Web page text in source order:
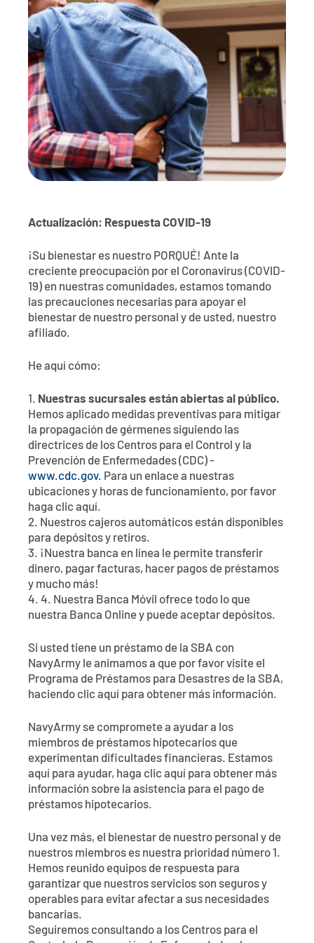
Calculadoras
Expertos a domicilio
Gestionar la cuenta de préstamo vivienda
Servicios
Preguntas frecuentes
Expertos en banca de empresas
Preguntas frecuentes
Miembro EDU
Noticias de los miembros
Medios de comunicación
Formularios
Calculadoras
Explorar la banca digital
Early Pay Day
Zelle
Smart Card
Banco por teléfono
Póngase en contacto con
Carreras profesionales
Acerca de
Afiliación
Tarifas
Préstamos
Empresas
Actualización: Respuesta COVID-19
¡Su bienestar es nuestro PORQUÉ! Ante la
creciente preocupación por el Coronavirus (COVID-
19) en nuestras comunidades, estamos tomando
las precauciones necesarias para apoyar el
bienestar de nuestro personal y de usted, nuestro
afiliado.
He aquí cómo:
1. Nuestras sucursales están abiertas al público.
Hemos aplicado medidas preventivas para mitigar
la propagación de gérmenes siguiendo las
directrices de los Centros para el Control y la
Prevención de Enfermedades (CDC) -
www.cdc.gov. Para un enlace a nuestras
ubicaciones y horas de funcionamiento, por favor
haga clic aquí.
2. Nuestros cajeros automáticos están disponibles
para depósitos y retiros.
3. ¡Nuestra banca en línea le permite transferir
dinero, pagar facturas, hacer pagos de préstamos
y mucho más!
4. 4. Nuestra Banca Móvil ofrece todo lo que
nuestra Banca Online y puede aceptar depósitos.
Si usted tiene un préstamo de la SBA con
NavyArmy le animamos a que por favor visite el
Programa de Préstamos para Desastres de la SBA,
haciendo clic aquí para obtener más información.
NavyArmy se compromete a ayudar a los
miembros de préstamos hipotecarios que
experimentan dificultades financieras. Estamos
aquí para ayudar, haga clic aquí para obtener más
información sobre la asistencia para el pago de
préstamos hipotecarios.
Una vez más, el bienestar de nuestro personal y de
nuestros miembros es nuestra prioridad número 1.
Hemos reunido equipos de respuesta para
garantizar que nuestros servicios son seguros y
operables para evitar afectar a sus necesidades
bancarias.
Seguiremos consultando a los Centros para el